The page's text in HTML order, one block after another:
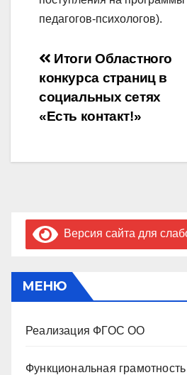
педагогов-психологов).
Навигация
по
записям
Итоги Областного
конкурса страниц в
социальных сетях
«Есть контакт!»
Версия сайта для
МЕНЮ
Реализация ФГОС ОО
Функциональная грамотность